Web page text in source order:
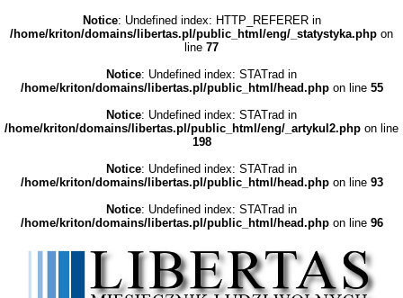
Notice: Undefined index: HTTP_REFERER in
/home/kriton/domains/libertas.pl/public_html/eng/_statystyka.php on
line 77
Notice: Undefined index: STATrad in
/home/kriton/domains/libertas.pl/public_html/head.phpon line 55
Notice: Undefined index: STATrad in
/home/kriton/domains/libertas.pl/public_html/eng/_artykul2.php on line
198
Notice: Undefined index: STATrad in
/home/kriton/domains/libertas.pl/public_html/head.phpon line 93
Notice: Undefined index: STATrad in
/home/kriton/domains/libertas.pl/public_html/head.phpon line 96